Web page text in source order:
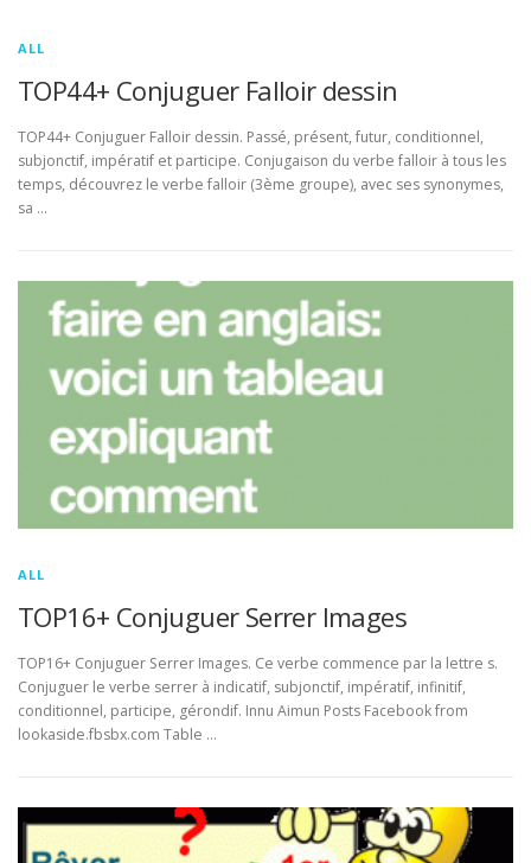
ALL
TOP44+ Conjuguer Falloir dessin
TOP44+ Conjuguer Falloir dessin. Passé, présent, futur, conditionnel,
subjonctif, impératif et participe. Conjugaison du verbe falloir à tous les
temps, découvrez le verbe falloir (3ème groupe), avec ses synonymes,
sa …
ALL
TOP16+ Conjuguer Serrer Images
TOP16+ Conjuguer Serrer Images. Ce verbe commence par la lettre s.
Conjuguer le verbe serrer à indicatif, subjonctif, impératif, infinitif,
conditionnel, participe, gérondif. Innu Aimun Posts Facebook from
lookaside.fbsbx.com Table …